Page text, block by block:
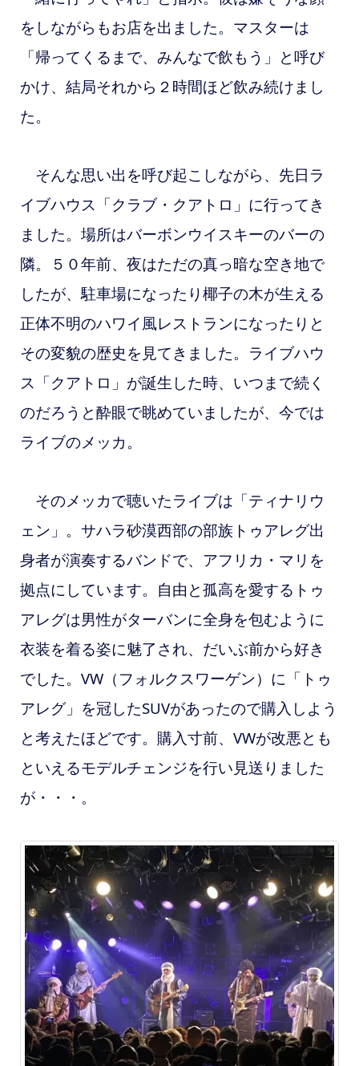
をしながらもお店を出ました。マスターは
「帰ってくるまで、みんなで飲もう」と呼び
かけ、結局それから２時間ほど飲み続けまし
た。
そんな思い出を呼び起こしながら、先日ラ
イブハウス「クラブ・クアトロ」に行ってき
ました。場所はバーボンウイスキーのバーの
隣。５０年前、夜はただの真っ暗な空き地で
したが、駐車場になったり椰子の木が生える
正体不明のハワイ風レストランになったりと
その変貌の歴史を見てきました。ライブハウ
ス「クアトロ」が誕生した時、いつまで続く
のだろうと酔眼で眺めていましたが、今では
ライブのメッカ。
そのメッカで聴いたライブは「ティナリウ
ェン」。サハラ砂漠西部の部族トゥアレグ出
身者が演奏するバンドで、アフリカ・マリを
拠点にしています。自由と孤高を愛するトゥ
アレグは男性がターバンに全身を包むように
衣装を着る姿に魅了され、だいぶ前から好き
でした。VW（フォルクスワーゲン）に「トゥ
アレグ」を冠したSUVがあったので購入しよう
と考えたほどです。購入寸前、VWが改悪とも
といえるモデルチェンジを行い見送りました
が・・・。